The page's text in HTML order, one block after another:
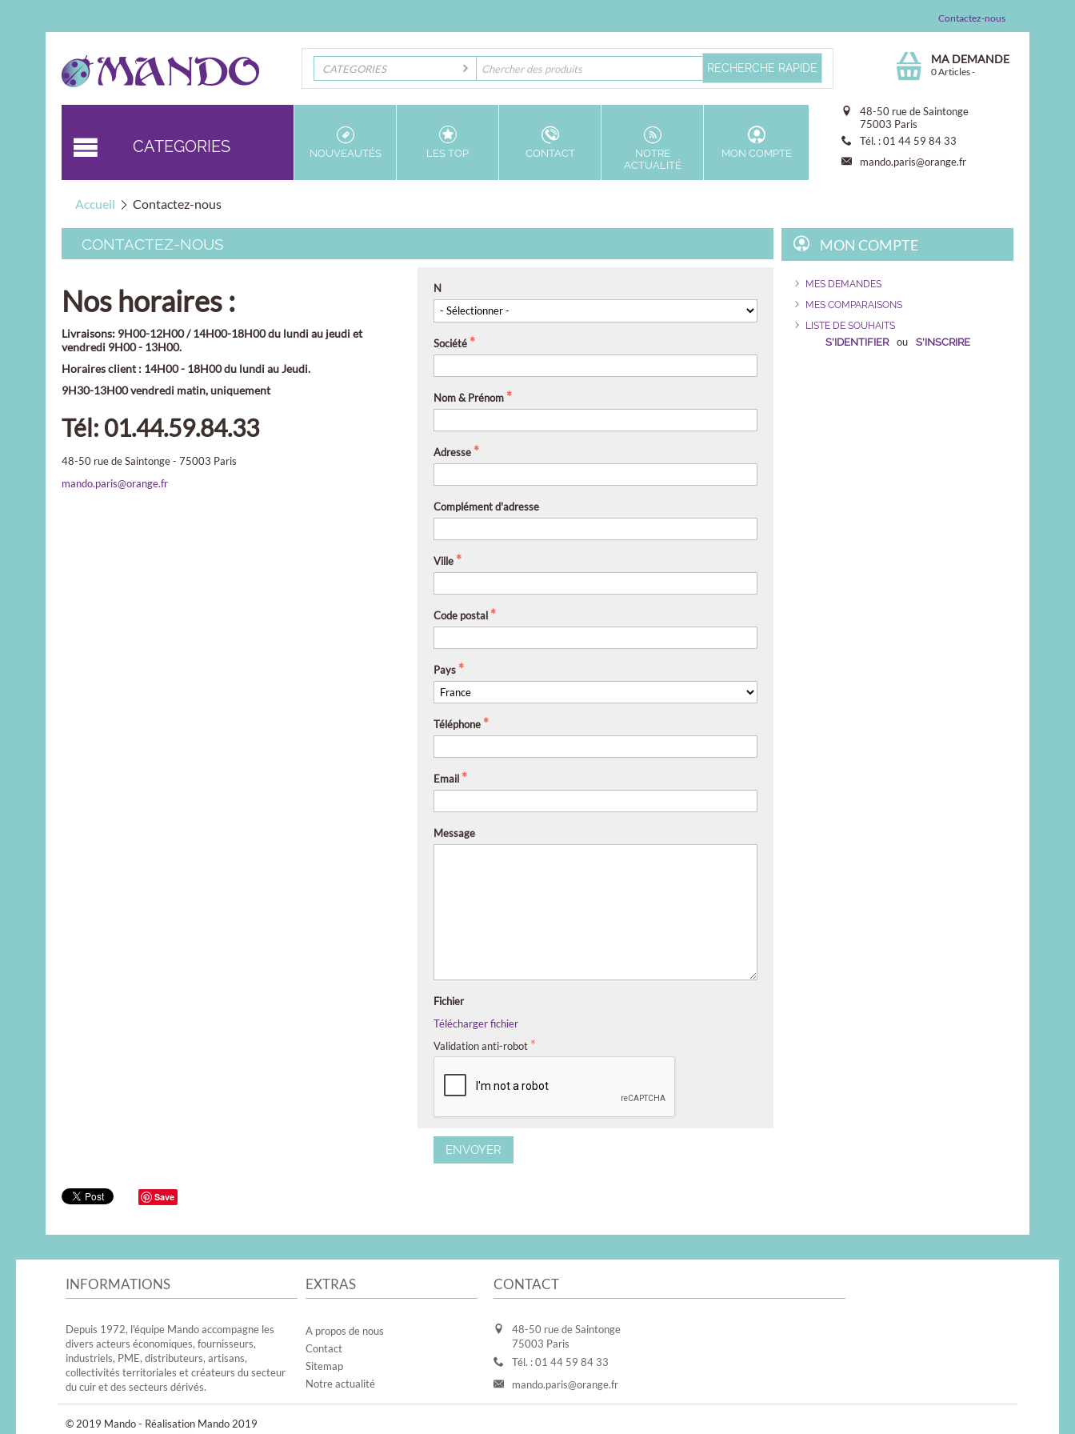
Contactez-nous
CATEGORIES
MA DEMANDE
0 Articles-
CATEGORIES NOUVEAUTÉS LES TOP CONTACT
NOTRE
ACTUALITÉ
MON COMPTE
48-50 rue de Saintonge
75003 Paris
Tél. : 01 44 59 84 33
mando.paris@orange.fr
Accueil Contactez-nous
CONTACTEZ-NOUS
Nos horaires :
Livraisons: 9H00-12H00 / 14H00-18H00 du lundi au jeudi et
vendredi 9H00 - 13H00.
Horaires client : 14H00 - 18H00 du lundi au Jeudi.
9H30-13H00 vendredi matin, uniquement
Tél: 01.44.59.84.33
48-50 rue de Saintonge - 75003 Paris
mando.paris@orange.fr
N
Société
Nom & Prénom
Adresse
Complément d'adresse
Ville
Code postal
Pays
Téléphone
Email
Message
Fichier
Télécharger fichier
Validation anti-robot
ENVOYER
Save
MON COMPTE
MES DEMANDES
MES COMPARAISONS
LISTE DE SOUHAITS
S'IDENTIFIER ou S'INSCRIRE
INFORMATIONS
Depuis 1972, l'équipe Mando accompagne les
divers acteurs économiques, fournisseurs,
industriels, PME, distributeurs, artisans,
collectivités territoriales et créateurs du secteur
du cuir et des secteurs dérivés.
EXTRAS
A propos de nous
Contact
Sitemap
Notre actualité
CONTACT
48-50 rue de Saintonge
75003 Paris
Tél. : 01 44 59 84 33
mando.paris@orange.fr
© 2019 Mando - Réalisation Mando 2019